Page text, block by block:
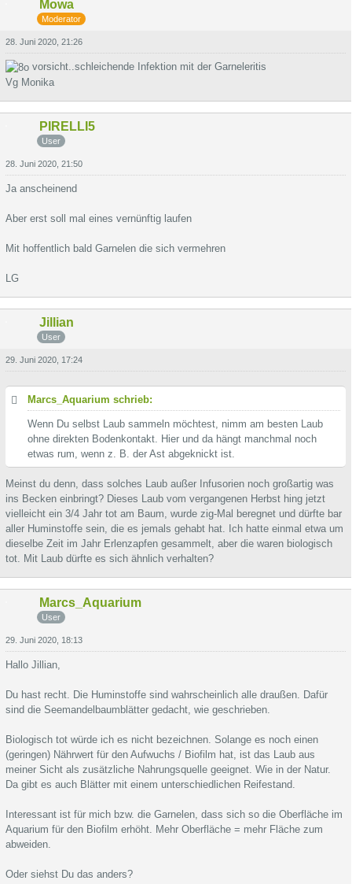
Mowa
Moderator
28. Juni 2020, 21:26
vorsicht..schleichende Infektion mit der Garneleritis
Vg Monika
PIRELLI5
User
28. Juni 2020, 21:50
Ja anscheinend
Aber erst soll mal eines vernünftig laufen
Mit hoffentlich bald Garnelen die sich vermehren
LG
Jillian
User
29. Juni 2020, 17:24
Marcs_Aquarium schrieb:
Wenn Du selbst Laub sammeln möchtest, nimm am besten Laub
ohne direkten Bodenkontakt. Hier und da hängt manchmal noch
etwas rum, wenn z. B. der Ast abgeknickt ist.
Meinst du denn, dass solches Laub außer Infusorien noch großartig was
ins Becken einbringt? Dieses Laub vom vergangenen Herbst hing jetzt
vielleicht ein 3/4 Jahr tot am Baum, wurde zig-Mal beregnet und dürfte bar
aller Huminstoffe sein, die es jemals gehabt hat. Ich hatte einmal etwa um
dieselbe Zeit im Jahr Erlenzapfen gesammelt, aber die waren biologisch
tot. Mit Laub dürfte es sich ähnlich verhalten?
Marcs_Aquarium
User
29. Juni 2020, 18:13
Hallo Jillian,
Du hast recht. Die Huminstoffe sind wahrscheinlich alle draußen. Dafür
sind die Seemandelbaumblätter gedacht, wie geschrieben.
Biologisch tot würde ich es nicht bezeichnen. Solange es noch einen
(geringen) Nährwert für den Aufwuchs / Biofilm hat, ist das Laub aus
meiner Sicht als zusätzliche Nahrungsquelle geeignet. Wie in der Natur.
Da gibt es auch Blätter mit einem unterschiedlichen Reifestand.
Interessant ist für mich bzw. die Garnelen, dass sich so die Oberfläche im
Aquarium für den Biofilm erhöht. Mehr Oberfläche = mehr Fläche zum
abweiden.
Oder siehst Du das anders?